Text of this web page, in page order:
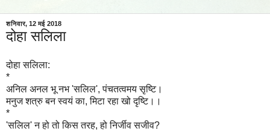
शनिवार, 12 मई 2018
दोहा सलिला
दोहा सलिला:
*
अनिल अनल भू नभ 'सलिल',पंचतत्वमय सृष्टि।
मनुज शत्रु बन स्वयं का,मिटा रहा खो दृष्टि । ।
*
'सलिल' न हो तो किस तरह,हो निर्जीव सजीव?